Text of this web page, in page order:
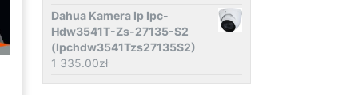
Dahua Kamera Ip Ipc-
Hdw3541T-Zs-27135-S2
(Ipchdw3541Tzs27135S2)
1 335.00zł